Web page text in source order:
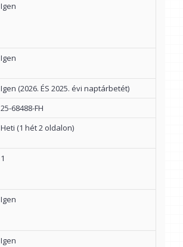
Igen
Igen
Igen (2026. ÉS 2025. évi naptárbetét)
25-68488-FH
Heti (1 hét 2 oldalon)
1
Igen
Igen